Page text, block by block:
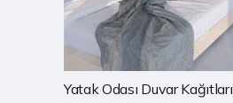
Çocuk Odası Duvar Kağıtları